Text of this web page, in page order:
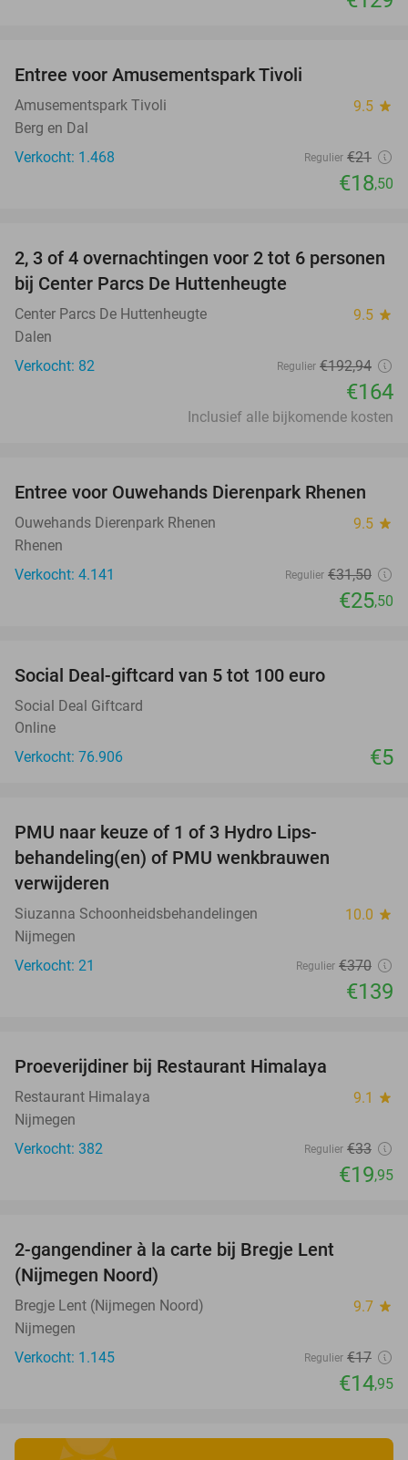
Entree voor Amusementspark Tivoli
Amusementspark Tivoli 9.5 star
Berg en Dal
Verkocht: 1.468
Regulier €21
€18,50
15%
2, 3 of 4 overnachtingen voor 2 tot 6 personen
bij Center Parcs De Huttenheugte
Center Parcs De Huttenheugte 9.5 star
Dalen
Verkocht: 82
Regulier €192,94
€164
Inclusief alle bijkomende kosten
19%
Entree voor Ouwehands Dierenpark Rhenen
Ouwehands Dierenpark Rhenen 9.5 star
Rhenen
Verkocht: 4.141
Regulier €31,50
€25,50
Social Deal-giftcard van 5 tot 100 euro
Social Deal Giftcard
Online
Verkocht: 76.906
€5
PMU naar keuze of 1 of 3 Hydro Lips-
behandeling(en) of PMU wenkbrauwen
verwijderen
Siuzanna Schoonheidsbehandelingen 10.0 star
Nijmegen
Verkocht: 21
Regulier €370
€139
Proeverijdiner bij Restaurant Himalaya
Restaurant Himalaya 9.1 star
Nijmegen
Verkocht: 382
Regulier €33
€19,95
2-gangendiner à la carte bij Bregje Lent
(Nijmegen Noord)
Bregje Lent (Nijmegen Noord) 9.7 star
Nijmegen
Verkocht: 1.145
Regulier €17
€14,95